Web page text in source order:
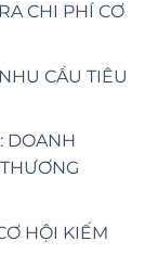
CHI PHÍ CƠ
CẦU TIÊU
DOANH
HỘI KIẾM